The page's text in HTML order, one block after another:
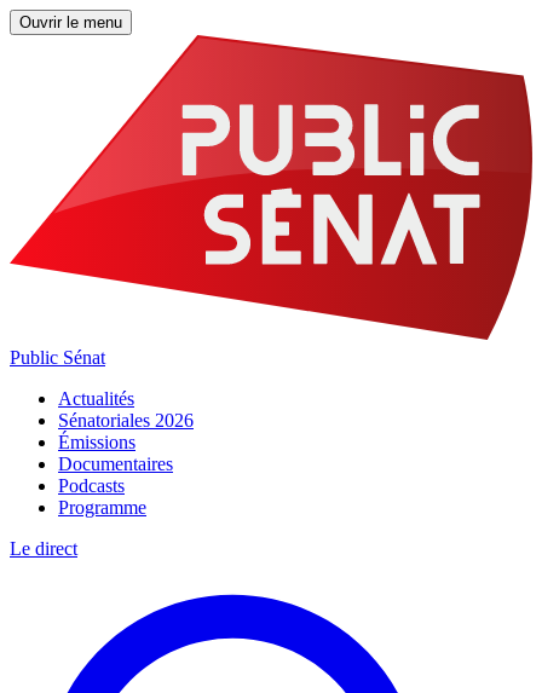
Ouvrir le menu
Public Sénat
Actualités
Sénatoriales 2026
Émissions
Documentaires
Podcasts
Programme
Le direct